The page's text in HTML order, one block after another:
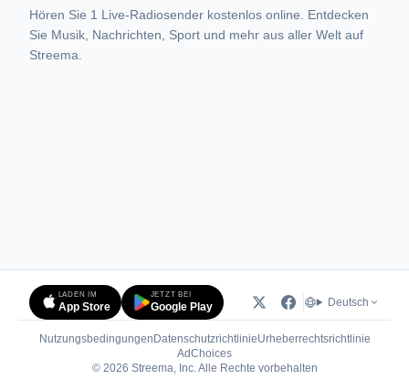
Hören Sie 1 Live-Radiosender kostenlos online. Entdecken
Sie Musik, Nachrichten, Sport und mehr aus aller Welt auf
Streema.
LADEN IM
App Store
JETZT BEI
Google Play Deutsch
Nutzungsbedingungen DatenschutzrichtlinieUrheberrechtsrichtlinie
AdChoices(öffnet in neuem Tab)
© 2026 Streema, Inc. Alle Rechte vorbehalten